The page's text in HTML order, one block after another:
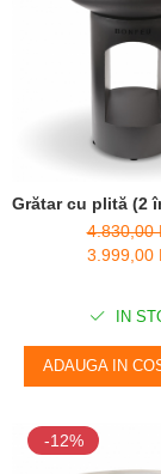
Grătar cu plită (2
4.830,00
3.999,00
IN
ADAUGA IN
-12%